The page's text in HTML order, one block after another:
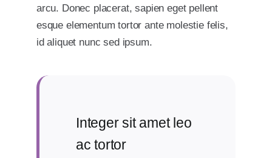
arcu. Donec placerat, sapien eget pellent
esque elementum tortor ante molestie felis,
id aliquet nunc sed ipsum.
Integer sit amet leo
ac tortor